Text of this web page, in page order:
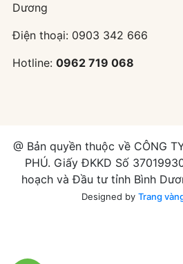
Dương
Điện thoại: 0903 342 666
Hotline: 0962 719 068
@ Bản quyền thuộc về CÔNG
PHÚ. Giấy ĐKKD Số
hoạch và Đầu tư tỉnh Bình
Designed by Trang